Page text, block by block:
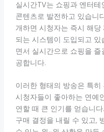
실시간TV는 쇼핑과 엔터
콘텐츠로 발전하고 있습니
개하면 시청자는 즉시 해
되는 시스템이 도입되고
면서 실시간으로 쇼핑을
공합니다.
이러한 형태의 방송은 특
시청자들이 좋아하는 연예
연할 때 큰 인기를 얻습니
구매 결정을 내릴 수 있고,